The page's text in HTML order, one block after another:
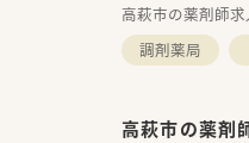
高萩市の薬剤師求
調剤薬局
高萩市の薬剤